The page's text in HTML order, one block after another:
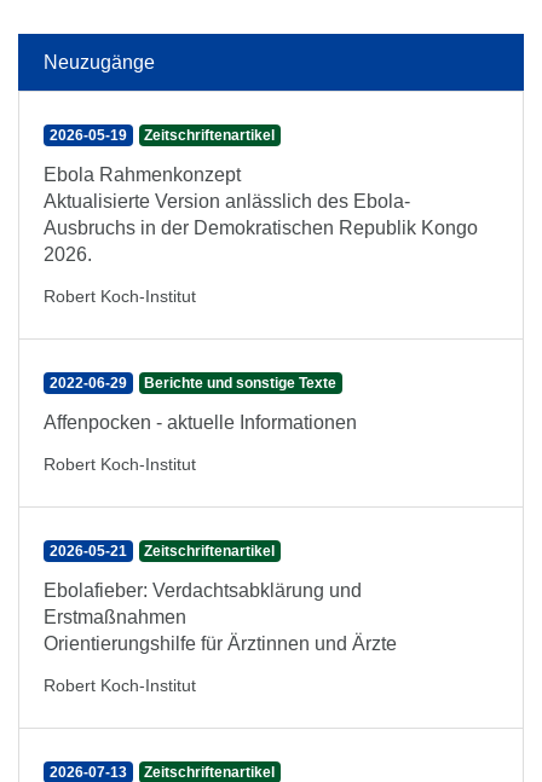
Neuzugänge
2026-05-19 Zeitschriftenartikel
Ebola Rahmenkonzept
Aktualisierte Version anlässlich des Ebola-
Ausbruchs in der Demokratischen Republik Kongo
2026.
Robert Koch-Institut
2022-06-29 Berichte und sonstige Texte
Affenpocken - aktuelle Informationen
Robert Koch-Institut
2026-05-21 Zeitschriftenartikel
Ebolafieber: Verdachtsabklärung und
Erstmaßnahmen
Orientierungshilfe für Ärztinnen und Ärzte
Robert Koch-Institut
2026-07-13 Zeitschriftenartikel